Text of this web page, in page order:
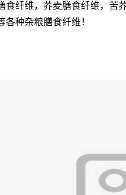
食纤维，荞麦膳食纤维，苦
各种杂粮膳食纤维！